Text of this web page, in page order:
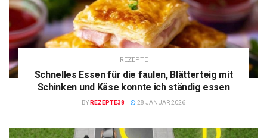
REZEPTE
Schnelles Essen für die faulen, Blätterteig mit
Schinken und Käse konnte ich ständig essen
BY REZEPTE38 28 JANUAR 2026